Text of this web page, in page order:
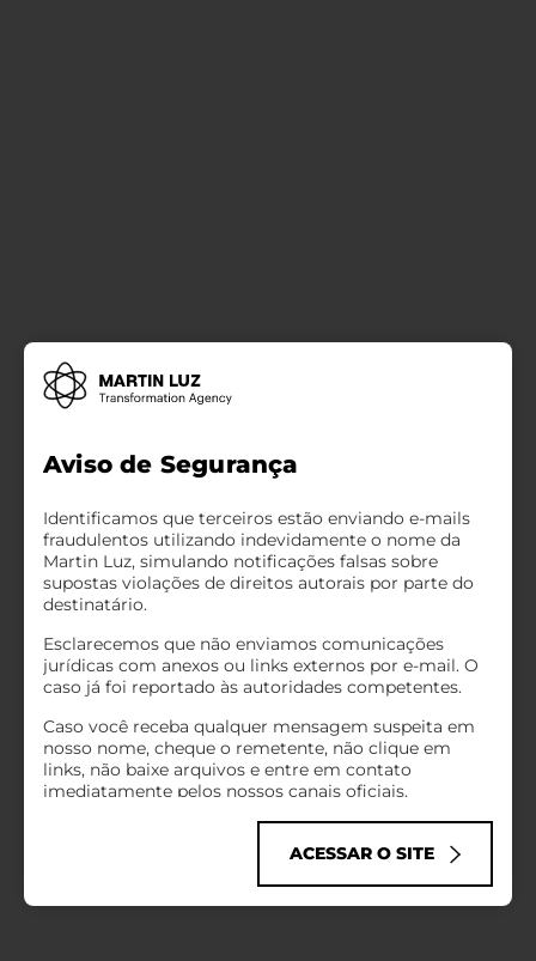
Aviso de Segurança
Identificamos que terceiros estão enviando e-mails
fraudulentos utilizando indevidamente o nome da
Martin Luz, simulando notificações falsas sobre
supostas violações de direitos autorais por parte do
destinatário.
Esclarecemos que não enviamos comunicações
jurídicas com anexos ou links externos por e-mail. O
caso já foi reportado às autoridades competentes.
Caso você receba qualquer mensagem suspeita em
nosso nome, cheque o remetente, não clique em
links, não baixe arquivos e entre em contato
imediatamente pelos nossos canais oficiais.
Infelizmente, golpes cibernéticos como esse têm se
tornado comuns no mundo todo, explorando o nome
ACESSAR O SITE